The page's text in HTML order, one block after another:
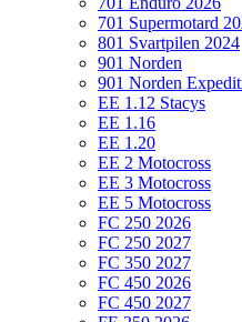
701 Supermotard
801 Svartpilen 2024
901 Norden
901 Norden
EE 1.12 Stacys
EE 1.16
EE 1.20
EE 2 Motocross
EE 3 Motocross
EE 5 Motocross
FC 250 2026
FC 250 2027
FC 350 2027
FC 450 2026
FC 450 2027